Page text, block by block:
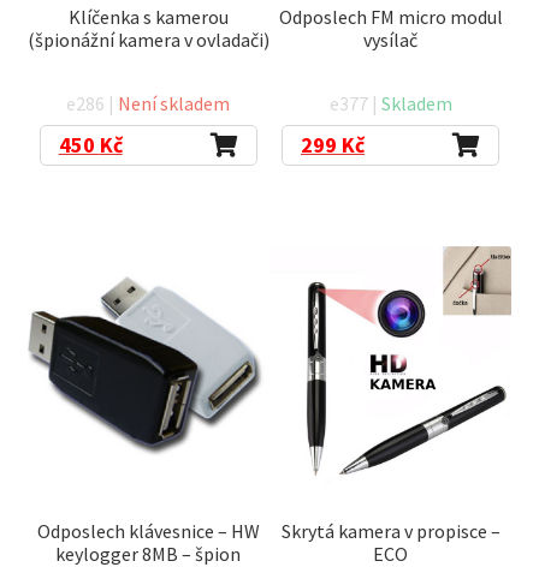
Klíčenka s kamerou
(špionážní kamera v ovladači)
e286 | Není skladem
450 Kč
Odposlech FM micro modul
vysílač
e377 | Skladem
299 Kč
Odposlech klávesnice – HW
keylogger 8MB – špion
Skrytá kamera v propisce –
ECO